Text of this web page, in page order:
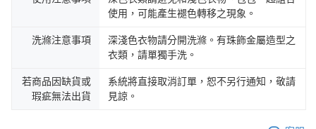
使用，可能產生褪色轉移之現象。
洗滌注意事項
深淺色衣物請分開洗滌。有珠飾金屬造型之
衣類，請單獨手洗。
若商品因缺貨或
瑕疵無法出貨
系統將直接取消訂單，恕不另行通知，敬請
見諒。